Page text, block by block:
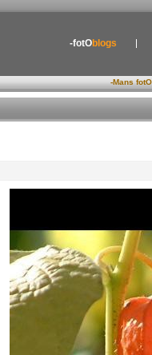
-fotOblogs
-Mans